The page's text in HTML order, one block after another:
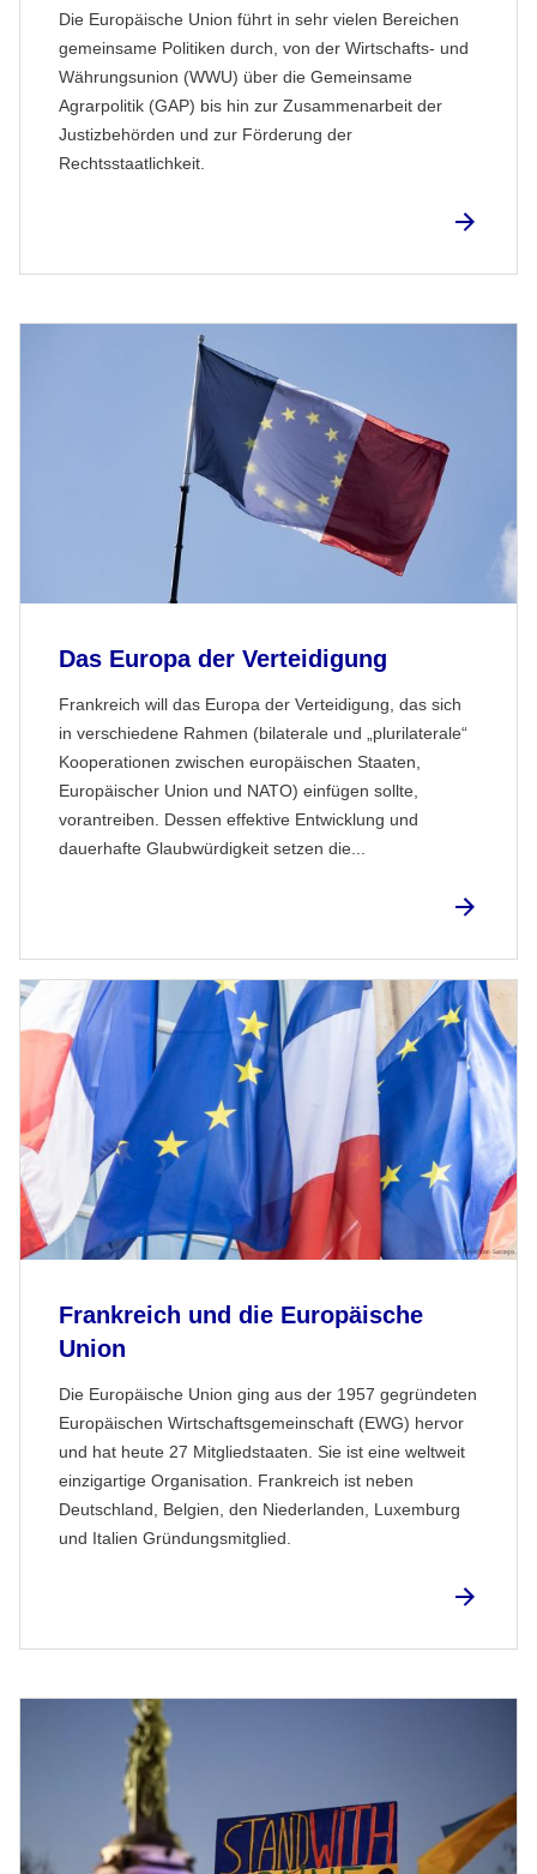
Die Europäische Union führt in sehr vielen Bereichen
gemeinsame Politiken durch, von der Wirtschafts- und
Währungsunion (WWU) über die Gemeinsame
Agrarpolitik (GAP) bis hin zur Zusammenarbeit der
Justizbehörden und zur Förderung der
Rechtsstaatlichkeit.
Das Europa der Verteidigung
Frankreich will das Europa der Verteidigung, das sich
in verschiedene Rahmen (bilaterale und „plurilaterale“
Kooperationen zwischen europäischen Staaten,
Europäischer Union und NATO) einfügen sollte,
vorantreiben. Dessen effektive Entwicklung und
dauerhafte Glaubwürdigkeit setzen die...
Frankreich und die Europäische
Union
Die Europäische Union ging aus der 1957 gegründeten
Europäischen Wirtschaftsgemeinschaft (EWG) hervor
und hat heute 27 Mitgliedstaaten. Sie ist eine weltweit
einzigartige Organisation. Frankreich ist neben
Deutschland, Belgien, den Niederlanden, Luxemburg
und Italien Gründungsmitglied.